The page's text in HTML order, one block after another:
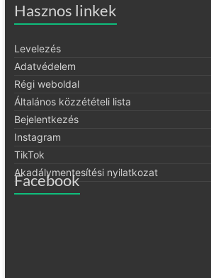
Hasznos linkek
Levelezés
Adatvédelem
Régi weboldal
Általános közzétételi lista
Bejelentkezés
Instagram
TikTok
Akadálymentesítési nyilatkozat
Facebook